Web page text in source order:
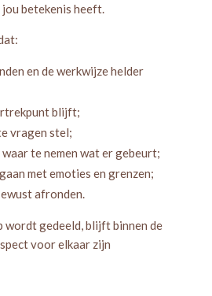
betekenis heeft.
en de werkwijze helder
blijft;
vragen stel;
te nemen wat er gebeurt;
met emoties en grenzen;
afronden.
wordt gedeeld, blijft binnen de
voor elkaar zijn